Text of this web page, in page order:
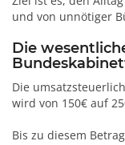
und von unnötiger
Die
Die
wird von 150€ auf
Bis zu diesem